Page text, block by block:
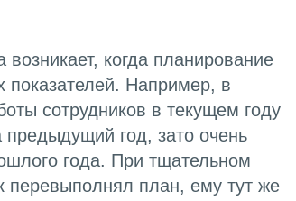
когда планирование
показателей. Например, в
сотрудников в текущем году
предыдущий год, зато очень
года. При тщательном
перевыполнял план, ему тут же